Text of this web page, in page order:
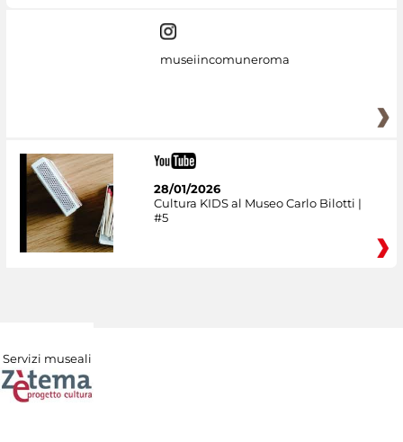
museiincomuneroma
28/01/2026
Cultura KIDS al Museo Carlo Bilotti |
#5
Servizi museali